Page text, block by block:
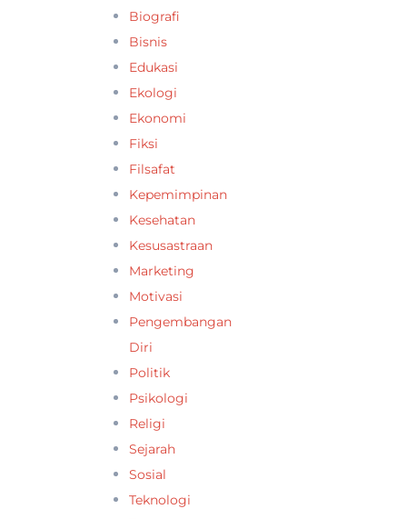
Biografi
Bisnis
Edukasi
Ekologi
Ekonomi
Fiksi
Filsafat
Kepemimpinan
Kesehatan
Kesusastraan
Marketing
Motivasi
Pengembangan
Diri
Politik
Psikologi
Religi
Sejarah
Sosial
Teknologi